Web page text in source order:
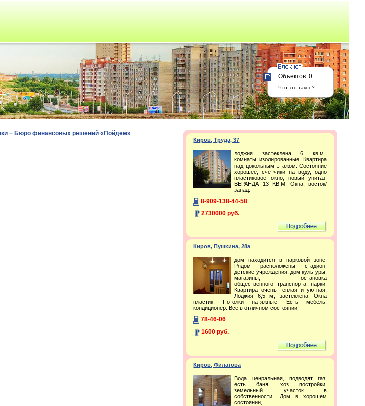
Объектов: 0
Что это такое?
− Бюро финансовых решений «Пойдем»
Киров, Труда, 37
лоджия застеклена 6 кв.м.,
комнаты изолированные, Квартира
над цокольным этажом. Состояние
хорошее, счётчики на воду, одно
пластиковое окно, новый унитаз.
ВЕРАНДА 13 КВ.М. Окна: восток/
запад.
8-909-138-44-58
2730000 руб.
Киров, Пушкина, 28а
дом находится в парковой зоне.
Рядом расположены стадион,
детские учреждения, дом культуры,
магазины, остановка
общественного транспорта, парки.
Квартира очень теплая и уютная.
Лоджия 6,5 м, застеклена. Окна
пластик. Потолки натяжные. Есть мебель,
кондиционер. Все в отличном состоянии.
78-46-06
1600 руб.
Киров, Филатова
Вода ценральная, подводят газ,
есть баня, хоз постройки,
земельный участок в
собственности. Дом в хорошем
состоянии,